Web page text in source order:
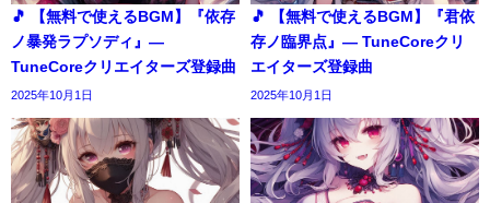
🎵 【無料で使えるBGM】『依存
ノ暴発ラプソディ』―
TuneCoreクリエイターズ登録曲
2025年10月1日
🎵 【無料で使えるBGM】『君依
存ノ臨界点』― TuneCoreクリ
エイターズ登録曲
2025年10月1日